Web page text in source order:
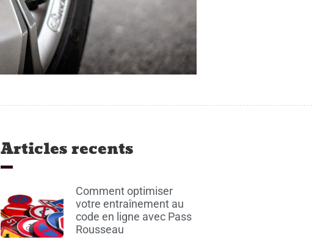
Articles recents
Comment optimiser
votre entraînement au
code en ligne avec Pass
Rousseau